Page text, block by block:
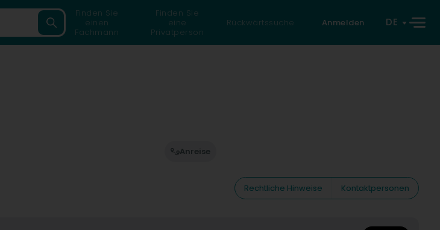
Finden Sie
einen
Fachmann
Finden Sie
eine
Privatperson
Rückwärtssuche Anmelden DE
Anreise
Rechtliche Hinweise
Kontaktpersonen